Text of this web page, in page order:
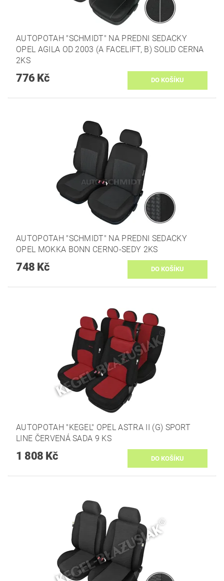
AUTOPOTAH "SCHMIDT" NA PREDNI SEDACKY
OPEL AGILA OD 2003 (A FACELIFT, B) SOLID CERNA
2KS
776 Kč
AUTOPOTAH "SCHMIDT" NA PREDNI SEDACKY
OPEL MOKKA BONN CERNO-SEDY 2KS
748 Kč
AUTOPOTAH "KEGEL" OPEL ASTRA II (G) SPORT
LINE ČERVENÁ SADA 9 KS
1 808 Kč